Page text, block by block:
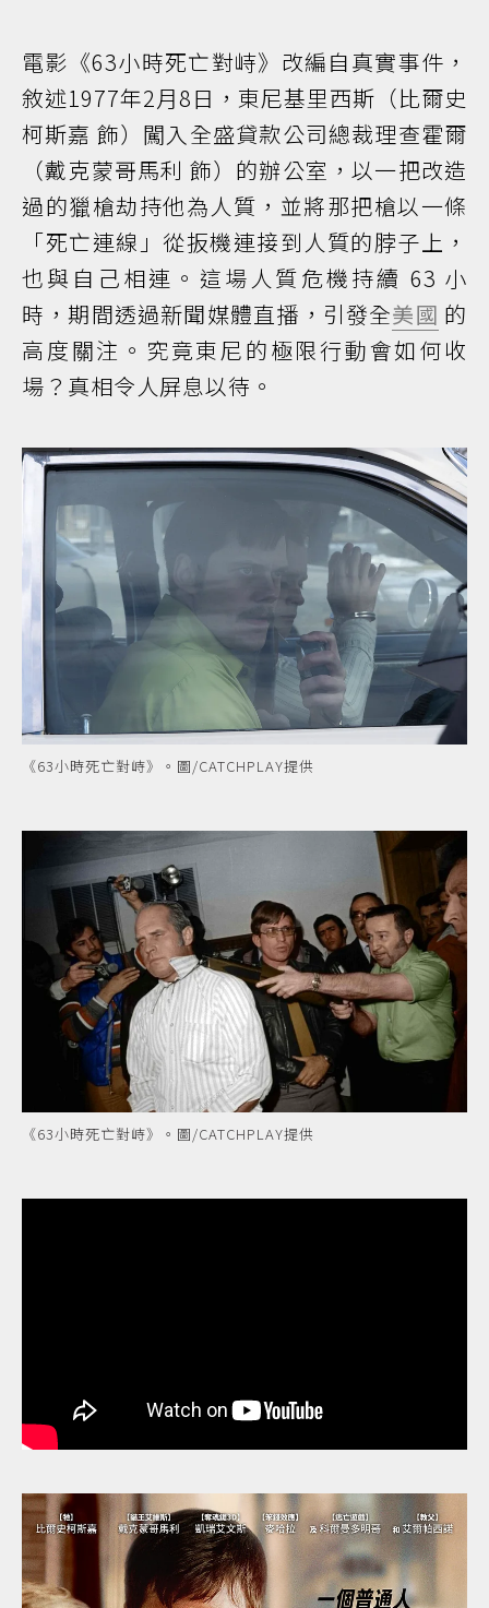
電影《63小時死亡對峙》改編自真實事件，
敘述1977年2月8日，東尼基里西斯（比爾史
柯斯嘉 飾）闖入全盛貸款公司總裁理查霍爾
（戴克蒙哥馬利 飾）的辦公室，以一把改造
過的獵槍劫持他為人質，並將那把槍以一條
「死亡連線」從扳機連接到人質的脖子上，
也與自己相連。這場人質危機持續 63 小
時，期間透過新聞媒體直播，引發全美國 的
高度關注。究竟東尼的極限行動會如何收
場？真相令人屏息以待。
《63小時死亡對峙》。圖/CATCHPLAY提供
《63小時死亡對峙》。圖/CATCHPLAY提供